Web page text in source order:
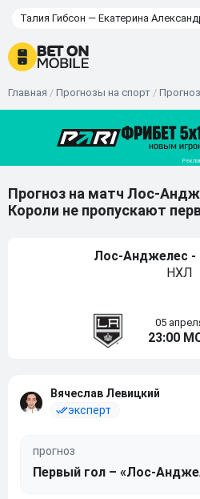
Талия Гибсон — Екатерина
Главная / Прогнозы на спорт /
Прогноз на матч Лос-
Короли не пропускают
Лос-Анджелес
НХЛ
05
23:00
Вячеслав Левицкий
эксперт
прогноз
Первый гол – «Лос-